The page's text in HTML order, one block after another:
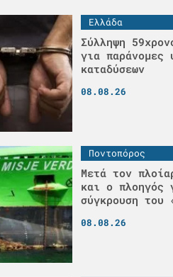
Ελλάδα
Σύλληψη
για παράνομες
καταδύσεων
08.08.26
Ποντοπόρος
Μετά τον
και ο πλοηγός
σύγκρουση του
08.08.26